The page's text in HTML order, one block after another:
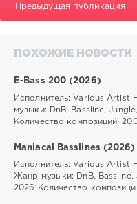
Предыдущая публикация
ПОХОЖИЕ НОВОСТИ
E-Bass 200 (2026)
Исполнитель: Various Artist
музыки: DnB, Bassline,
Количество композиций:
Maniacal Basslines (2026)
Исполнитель: Various Artist
Жанр музыки: DnB, Bassline,
2026 Количество